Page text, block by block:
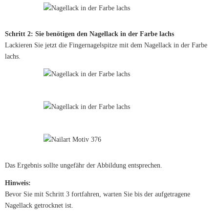
Schritt 2: Sie benötigen den Nagellack in der Farbe lachs
Lackieren Sie jetzt die Fingernagelspitze mit dem Nagellack in der Farbe
lachs.
Das Ergebnis sollte ungefähr der Abbildung entsprechen.
Hinweis:
Bevor Sie mit Schritt 3 fortfahren, warten Sie bis der aufgetragene
Nagellack getrocknet ist.